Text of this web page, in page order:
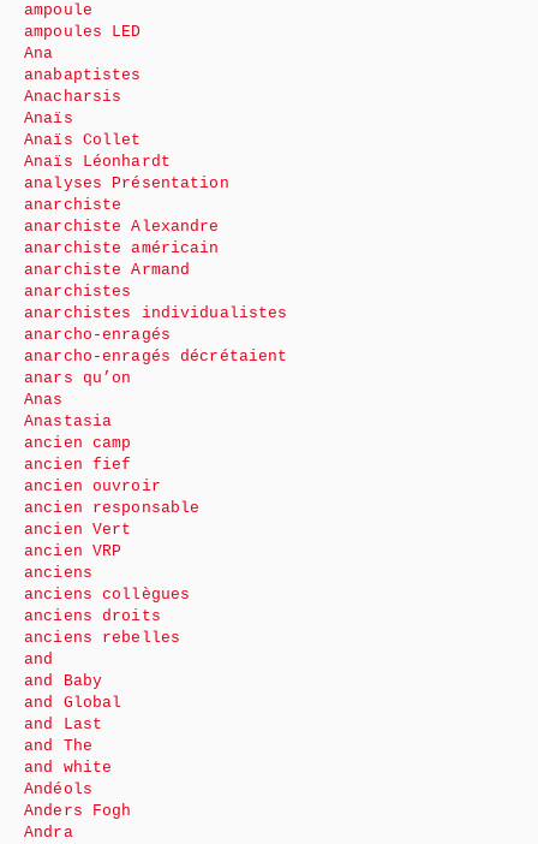
ampoule
ampoules LED
Ana
anabaptistes
Anacharsis
Anaïs
Anaïs Collet
Anaïs Léonhardt
analyses Présentation
anarchiste
anarchiste Alexandre
anarchiste américain
anarchiste Armand
anarchistes
anarchistes individualistes
anarcho-enragés
anarcho-enragés décrétaient
anars qu’on
Anas
Anastasia
ancien camp
ancien fief
ancien ouvroir
ancien responsable
ancien Vert
ancien VRP
anciens
anciens collègues
anciens droits
anciens rebelles
and
and Baby
and Global
and Last
and The
and white
Andéols
Anders Fogh
Andra